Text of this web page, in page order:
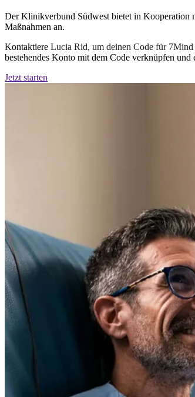
Der Klinikverbund Südwest bietet in Kooperation
Maßnahmen an.
Kontaktiere Lucia Rid, um deinen Code für 7Mind
bestehendes Konto mit dem Code verknüpfen und
Jetzt starten